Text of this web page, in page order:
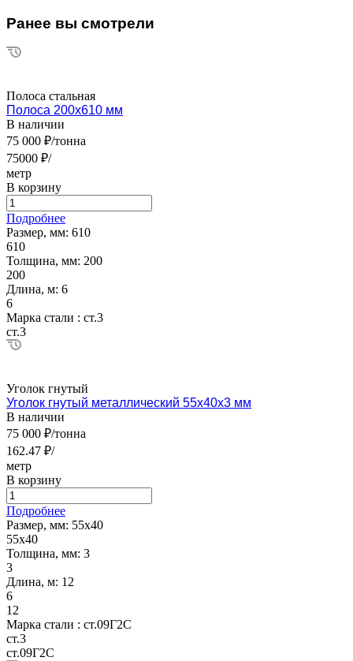
Ранее вы смотрели
Полоса стальная
Полоса 200х610 мм
В наличии
75 000 ₽/тонна
75000 ₽/
метр
В корзину
Подробнее
Размер, мм: 610
610
Толщина, мм: 200
200
Длина, м: 6
6
Марка стали : ст.3
ст.3
Уголок гнутый
Уголок гнутый металлический 55х40х3 мм
В наличии
75 000 ₽/тонна
162.47 ₽/
метр
В корзину
Подробнее
Размер, мм: 55х40
55х40
Толщина, мм: 3
3
Длина, м: 12
6
12
Марка стали : ст.09Г2С
ст.3
ст.09Г2С